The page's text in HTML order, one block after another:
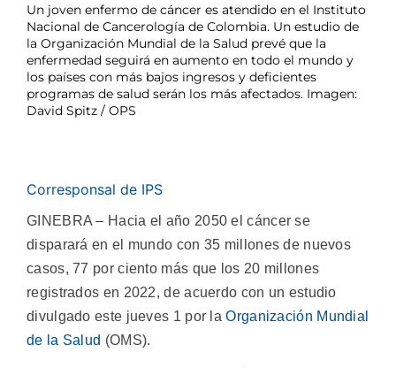
Un joven enfermo de cáncer es atendido en el Instituto
Nacional de Cancerología de Colombia. Un estudio de
la Organización Mundial de la Salud prevé que la
enfermedad seguirá en aumento en todo el mundo y
los países con más bajos ingresos y deficientes
programas de salud serán los más afectados. Imagen:
David Spitz / OPS
Corresponsal de IPS
GINEBRA – Hacia el año 2050 el cáncer se
disparará en el mundo con 35 millones de nuevos
casos, 77 por ciento más que los 20 millones
registrados en 2022, de acuerdo con un estudio
divulgado este jueves 1 por laOrganización Mundial
de la Salud (OMS).